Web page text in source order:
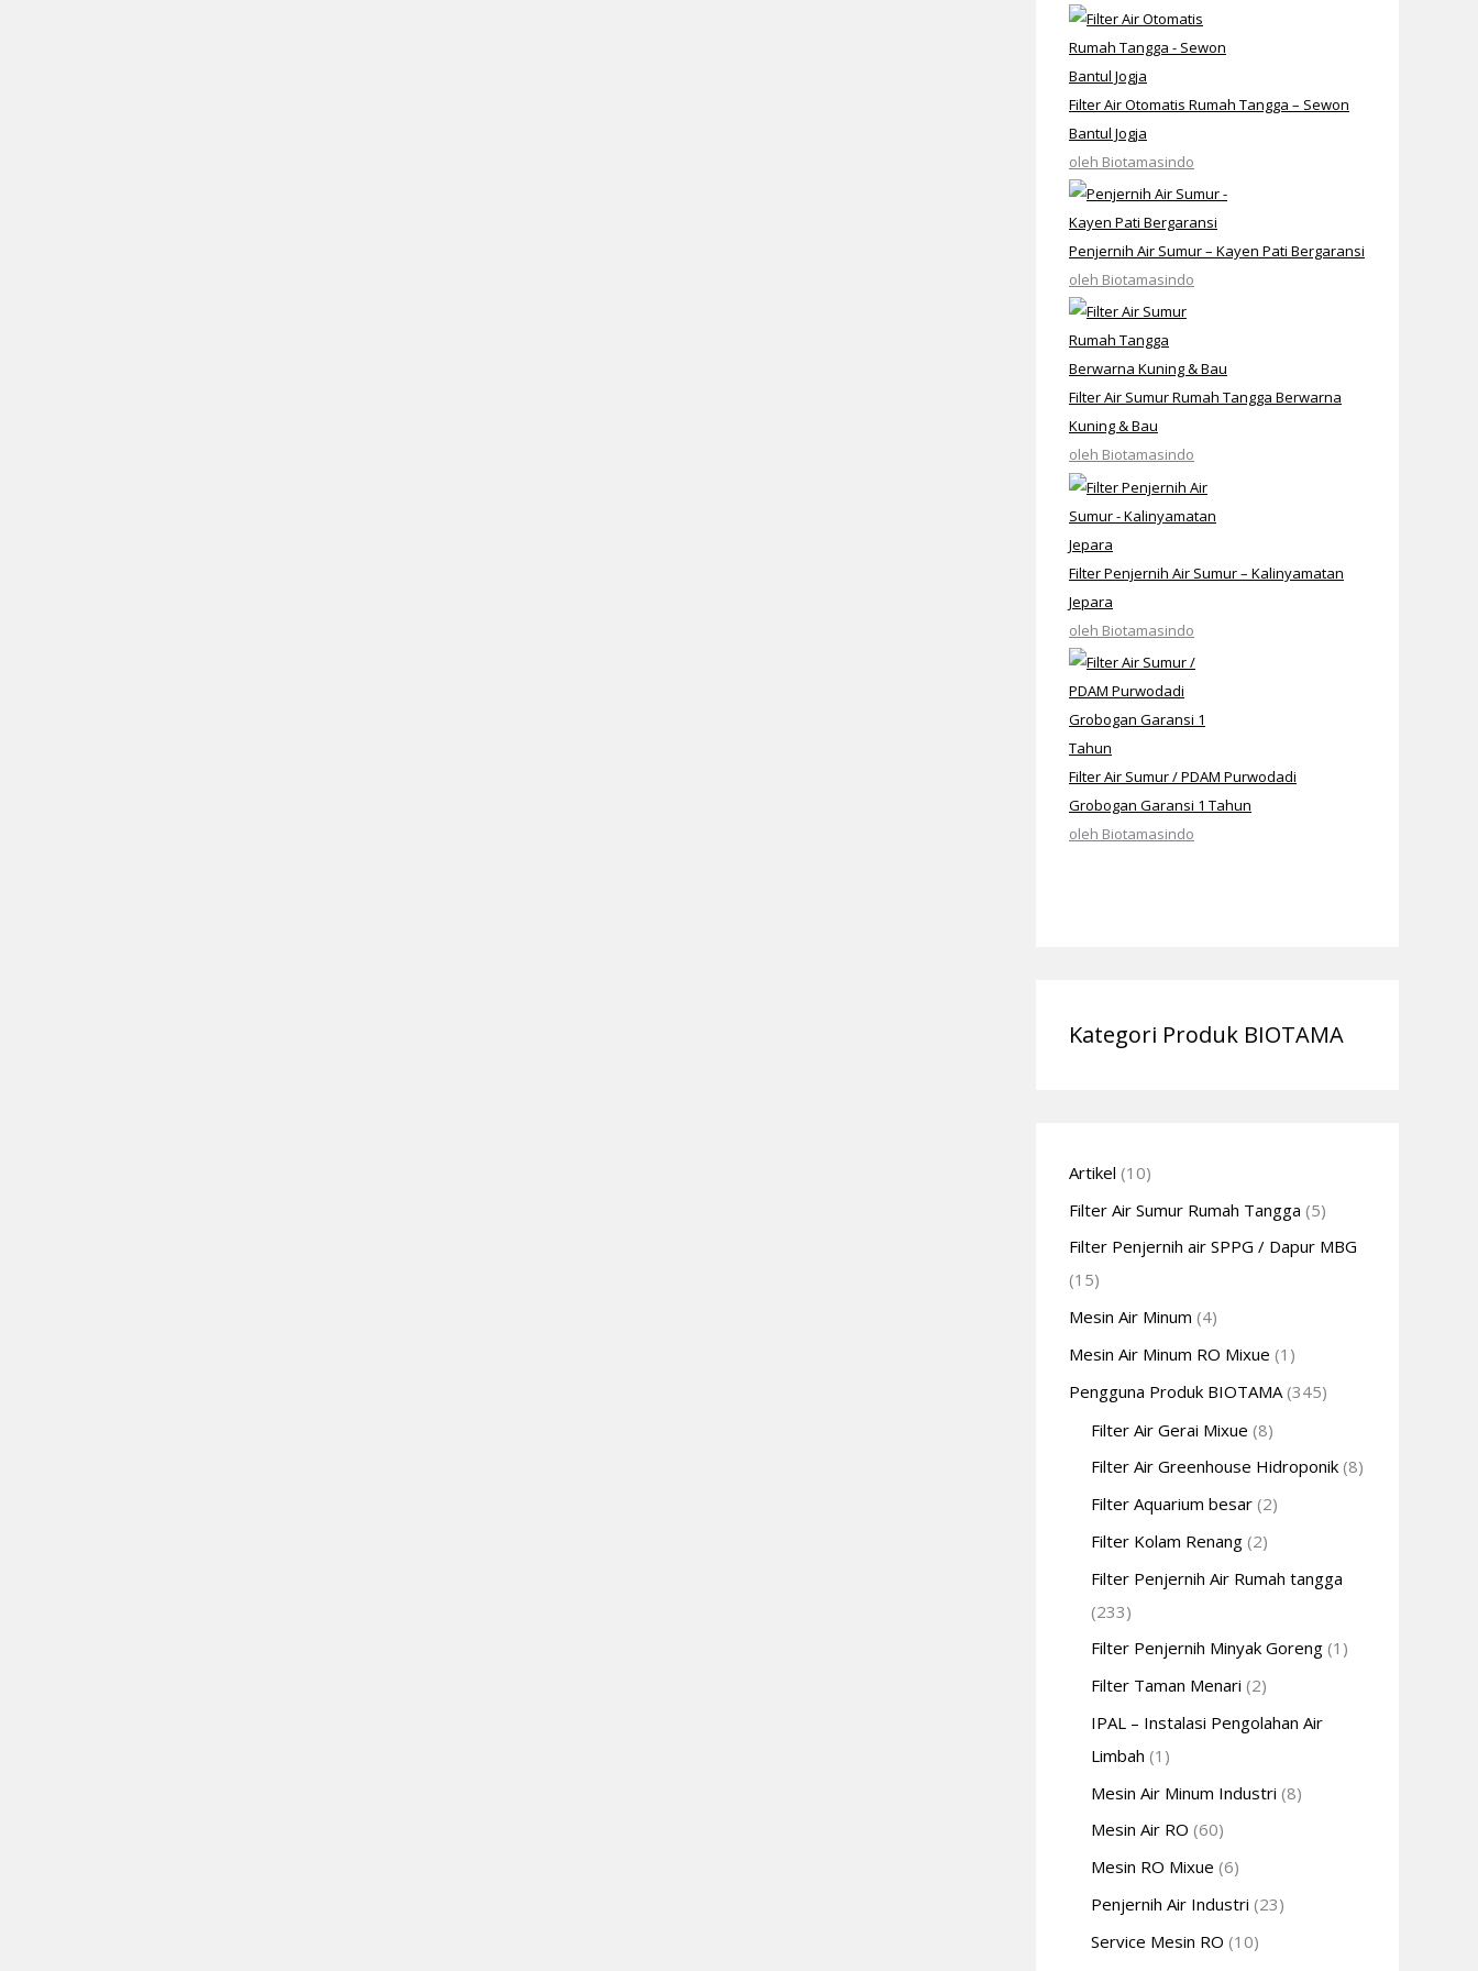
Filter Air Otomatis Rumah Tangga – Sewon
Bantul Jogja
oleh Biotamasindo
Penjernih Air Sumur – Kayen Pati Bergaransi
oleh Biotamasindo
Filter Air Sumur Rumah Tangga Berwarna
Kuning & Bau
oleh Biotamasindo
Filter Penjernih Air Sumur – Kalinyamatan
Jepara
oleh Biotamasindo
Filter Air Sumur / PDAM Purwodadi
Grobogan Garansi 1 Tahun
oleh Biotamasindo
Kategori Produk BIOTAMA
Artikel (10)
Filter Air Sumur Rumah Tangga (5)
Filter Penjernih air SPPG / Dapur MBG
(15)
Mesin Air Minum (4)
Mesin Air Minum RO Mixue (1)
Pengguna Produk BIOTAMA (345)
Filter Air Gerai Mixue (8)
Filter Air Greenhouse Hidroponik (8)
Filter Aquarium besar (2)
Filter Kolam Renang (2)
Filter Penjernih Air Rumah tangga
(233)
Filter Penjernih Minyak Goreng (1)
Filter Taman Menari (2)
IPAL – Instalasi Pengolahan Air
Limbah (1)
Mesin Air Minum Industri (8)
Mesin Air RO (60)
Mesin RO Mixue (6)
Penjernih Air Industri (23)
Service Mesin RO (10)